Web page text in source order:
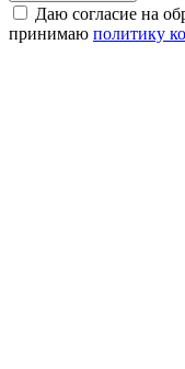
Даю согласие на
принимаю политику